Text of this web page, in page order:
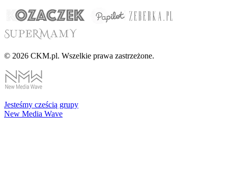
© 2026 CKM.pl. Wszelkie prawa zastrzeżone.
Jesteśmy cześcią grupy
New Media Wave